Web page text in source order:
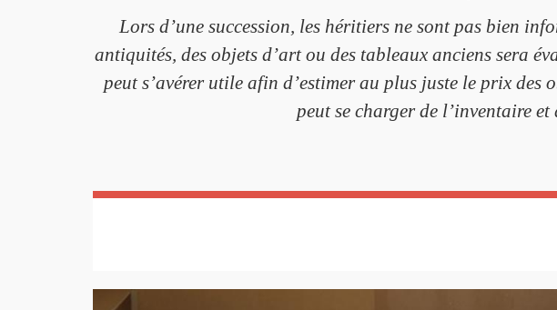
Lors d’une succession, les héritiers ne sont pas bien
antiquités, des objets d’art ou des tableaux anciens sera
peut s’avérer utile afin d’estimer au plus juste le prix
peut se charger de l’inventaire